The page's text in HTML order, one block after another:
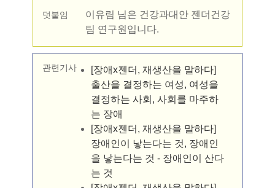
덧붙임
이유림 님은 건강과대안 젠더건강
팀 연구원입니다.
관련기사
[장애x젠더, 재생산을 말하다]
출산을 결정하는 여성, 여성을
결정하는 사회, 사회를 마주하
는 장애
[장애x젠더, 재생산을 말하다]
장애인이 낳는다는 것, 장애인
을 낳는다는 것 - 장애인이 산다
는 것